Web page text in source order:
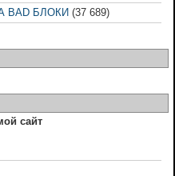
BAD БЛОКИ (37 689)
сайт